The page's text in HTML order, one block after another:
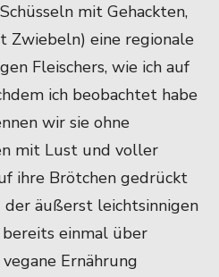
mit Gehackten,
Zwiebeln) eine regionale
Fleischers, wie ich auf
ich beobachtet habe
wir sie ohne
mit Lust und voller
ihre Brötchen gedrückt
der äußerst leichtsinnigen
bereits einmal über
Ernährung